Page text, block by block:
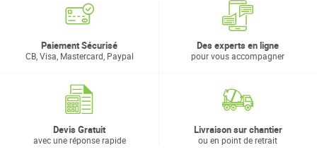
Paiement Sécurisé
CB, Visa, Mastercard, Paypal
Des experts en ligne
pour vous accompagner
Devis Gratuit
avec une réponse rapide
Livraison sur chantier
ou en point de retrait